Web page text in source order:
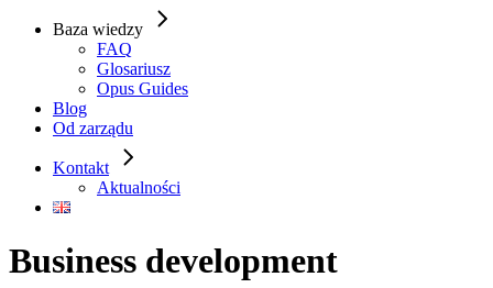
Baza wiedzy
FAQ
Glosariusz
Opus Guides
Blog
Od zarządu
Kontakt
Aktualności
Business development